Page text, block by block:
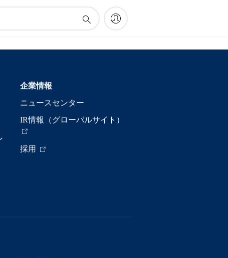
企業情報
ニュースセンター
IR情報（グローバルサイト）
採用